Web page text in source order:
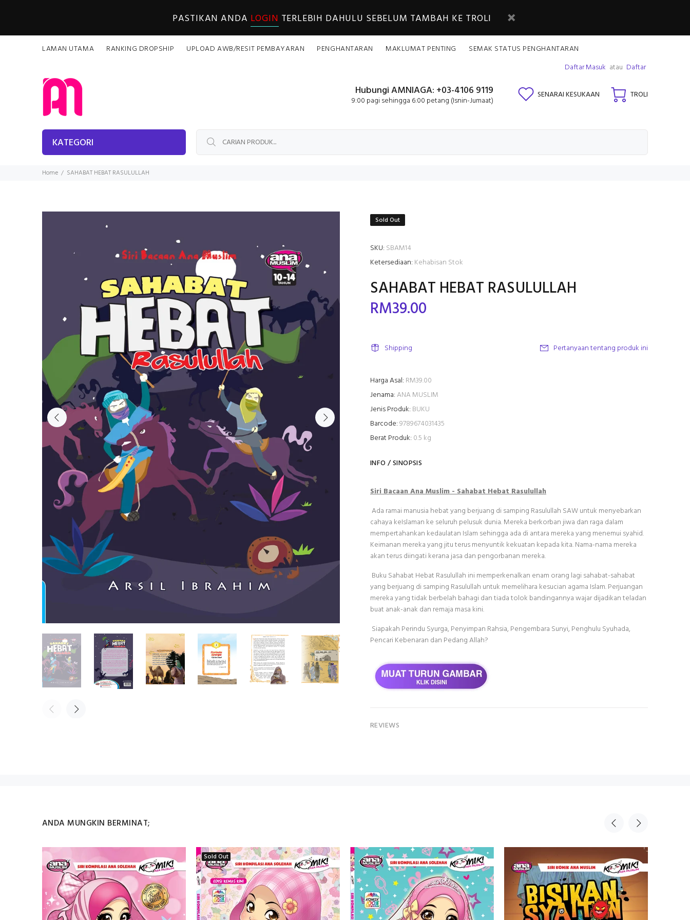
PASTIKAN ANDA LOGIN TERLEBIH DAHULU SEBELUM TAMBAH KE TROLI
LAMAN UTAMA RANKING DROPSHIP UPLOAD AWB/RESIT PEMBAYARAN PENGHANTARAN MAKLUMAT PENTING
SEMAK STATUS PENGHANTARAN
Daftar Masuk atau Daftar
Hubungi AMNIAGA: +03-4106 9119
9:00 pagi sehingga 6:00 petang (Isnin-Jumaat)
SENARAI KESUKAAN TROLI
KATEGORI
Home SAHABAT HEBAT RASULULLAH
Sold Out
SKU: SBAM14
Ketersediaan: Kehabisan Stok
SAHABAT HEBAT RASULULLAH
RM39.00
Shipping Pertanyaan tentang produk ini
Harga Asal: RM39.00
Jenama:ANA MUSLIM
Jenis Produk: BUKU
Barcode:9789674031435
Berat Produk: 0.5 kg
INFO / SINOPSIS
Siri Bacaan Ana Muslim - Sahabat Hebat Rasulullah
Ada ramai manusia hebat yang berjuang di samping Rasulullah SAW untuk menyebarkan
cahaya keIslaman ke seluruh pelusuk dunia. Mereka berkorban jiwa dan raga dalam
mempertahankan kedaulatan Islam sehingga ada di antara mereka yang menemui syahid.
Keimanan mereka yang jitu terus menyuntik kekuatan kepada kita. Nama-nama mereka
akanterus diingati kerana jasa dan pengorbanan mereka.
Buku Sahabat Hebat Rasulullah ini memperkenalkan enam orang lagi sahabat-sahabat
yang berjuang di samping Rasulullah untuk memelihara kesucian agama Islam. Perjuangan
mereka yang tidak berbelah bahagi dan tiada tolok bandingannya wajar dijadikan teladan
buat anak-anak dan remaja masa kini.
Siapakah Perindu Syurga, Penyimpan Rahsia, Pengembara Sunyi, Penghulu Syuhada,
Pencari Kebenaran dan Pedang Allah?
REVIEWS
ANDA MUNGKIN BERMINAT;
Sold Out